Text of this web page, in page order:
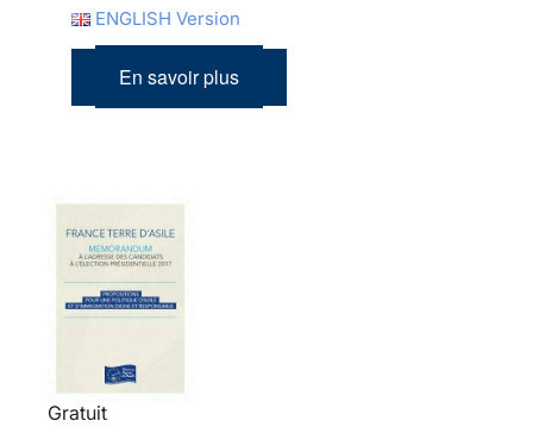
ENGLISH Version
En savoir plus
Gratuit